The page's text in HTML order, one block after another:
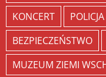
KONCERT
POLICJA
BEZPIECZEŃSTWO
MUZEUM ZIEMI